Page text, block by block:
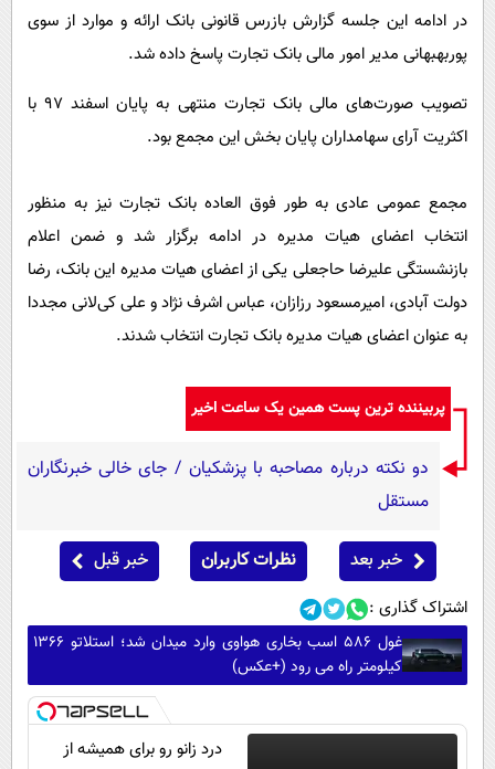
در ادامه این جلسه گزارش بازرس قانونی بانک ارائه و موارد از سوی
پوربهبهانی مدیر امور مالی بانک تجارت پاسخ داده شد.
تصویب صورت‌های مالی بانک تجارت منتهی به پایان اسفند 97 با
اکثریت آرای سهامداران پایان بخش این مجمع بود.
مجمع عمومی عادی به طور فوق العاده بانک تجارت نیز به منظور
انتخاب اعضای هیات مدیره در ادامه برگزار شد و ضمن اعلام
بازنشستگی علیرضا حاجعلی یکی از اعضای هیات مدیره این بانک، رضا
دولت آبادی، امیرمسعود رزازان، عباس اشرف نژاد و علی کی‌لانی مجددا
به عنوان اعضای هیات مدیره بانک تجارت انتخاب شدند.
پربیننده ترین پست همین یک ساعت اخیر
دو نکته درباره مصاحبه با پزشکیان / جای خالی خبرنگاران
مستقل
خبر بعد نظرات کاربران خبر قبل
اشتراک گذاری :
غول 586 اسب بخاری هواوی وارد میدان شد؛ استلاتو 1366
کیلومتر راه می رود (+عکس)
درد زانو رو برای همیشه از